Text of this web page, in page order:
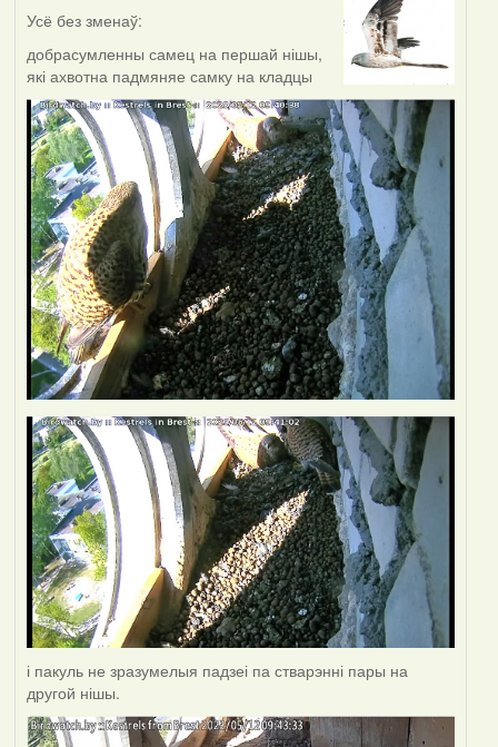
Усё без зменаў:
добрасумленны самец на першай нішы,
які ахвотна падмяняе самку на кладцы
і пакуль не зразумелыя падзеі па стварэнні пары на
другой нішы.